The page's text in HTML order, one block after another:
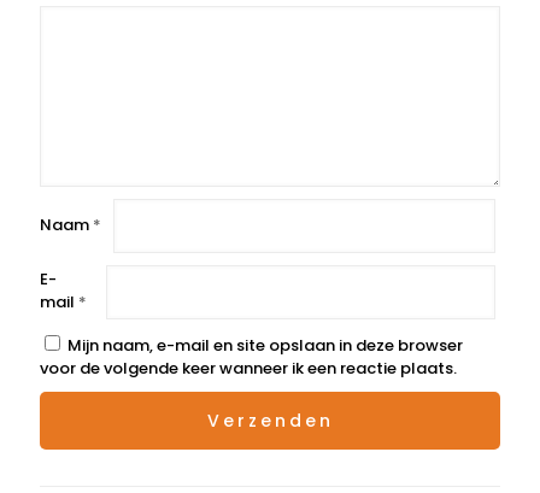
Naam *
E-
mail *
Mijn naam, e-mail en site opslaan in deze browser
voor de volgende keer wanneer ik een reactie plaats.